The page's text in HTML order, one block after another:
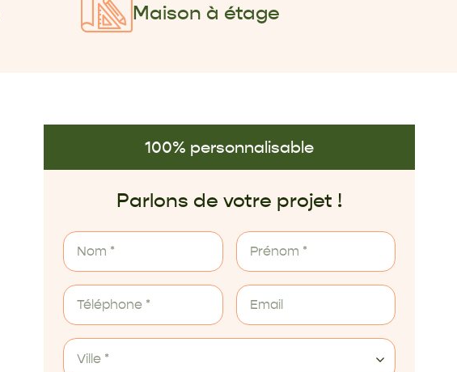
Maison à étage
100% personnalisable
Parlons de votre projet !
Ville *